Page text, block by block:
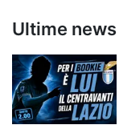
Ultime news